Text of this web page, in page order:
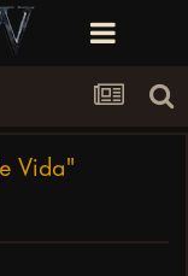
Vida"